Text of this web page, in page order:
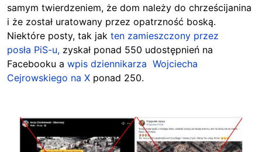
samym twierdzeniem, że dom należy do chrześcijanina
i że został uratowany przez opatrzność boską.
Niektóre posty, tak jak ten zamieszczony przez
posła PiS-u, zyskał ponad 550 udostępnień na
Facebooku a wpis dziennikarza Wojciecha
Cejrowskiego na X ponad 250.
Image